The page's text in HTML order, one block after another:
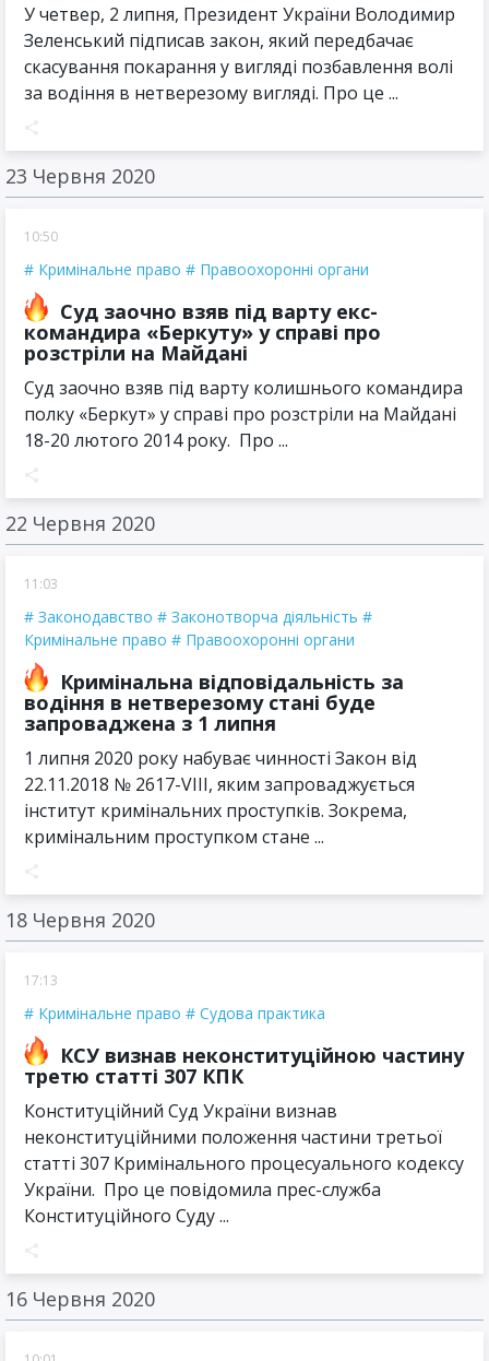
У четвер, 2 липня, Президент України Володимир
Зеленський підписав закон, який передбачає
скасування покарання у вигляді позбавлення волі
за водіння в нетверезому вигляді. Про це ...
23 Червня 2020
10:50
Кримінальне право Правоохоронні органи
Суд заочно взяв під варту екс-
командира «Беркуту» у справі про
розстріли на Майдані
Суд заочно взяв під варту колишнього командира
полку «Беркут» у справі про розстріли на Майдані
18-20 лютого 2014 року. Про ...
22 Червня 2020
11:03
Законодавство
Законотворча діяльність
Кримінальне право
Правоохоронні органи
Кримінальна відповідальність за
водіння в нетверезому стані буде
запроваджена з 1 липня
1 липня 2020 року набуває чинності Закон від
22.11.2018 № 2617-VIII, яким запроваджується
інститут кримінальних проступків. Зокрема,
кримінальним проступком стане ...
18 Червня 2020
17:13
Кримінальне право Судова практика
КСУ визнав неконституційною частину
третю статті 307 КПК
Конституційний Суд України визнав
неконституційними положення частини третьої
статті 307 Кримінального процесуального кодексу
України. Про це повідомила прес-служба
Конституційного Суду ...
16 Червня 2020